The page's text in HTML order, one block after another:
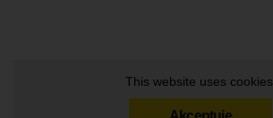
This website uses cookies.